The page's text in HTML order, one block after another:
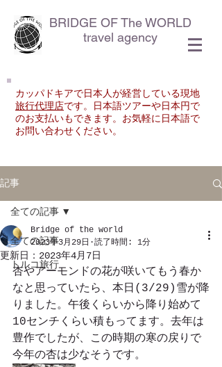
BRIDGE OF The WORLD
travel agency
カッパドキアで日本人が経営している現地
旅行代理店です。
日本語ツアーや日本円で
のお支払いもできます。 ​お気軽に日本語で
お問い合わせください。
記事
全ての記事
トルコ旅行
全ての記事
Bridge of the world
2023年3月29日
読了時間: 1分
更新日： 2023年4月7日
杏やアーモンドの花が咲いてもう春か
なと思っていたら、本日(3/29)雪が降
りました。午後くらいから降り始めて
10センチくらい積もってます。去年は
豊作でしたが、この時期の寒の戻りで
今年の杏は少なそうです。